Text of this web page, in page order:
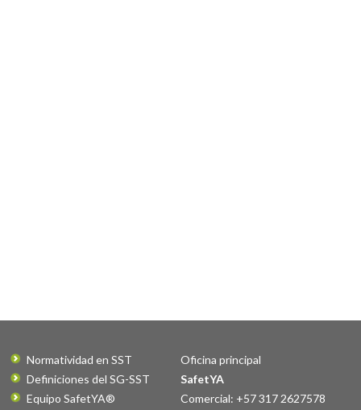
Normatividad en SST
Definiciones del SG-SST
Equipo SafetYA®
Oficina principal
SafetYA
Comercial: +57 317 2627578